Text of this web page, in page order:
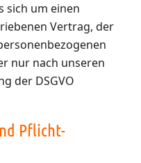
sich um einen
Vertrag, der
nur nach unseren
der DSGVO
Pflicht­